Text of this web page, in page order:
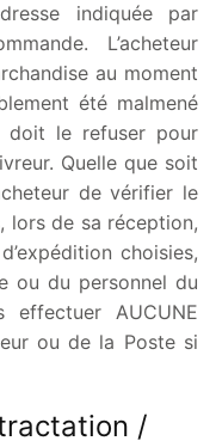
indiquée par
L’acheteur
au moment
été malmené
doit le refuser pour
Quelle que soit
de vérifier le
lors de sa réception,
choisies,
ou du personnel du
AUCUNE
ou de la Poste si
/